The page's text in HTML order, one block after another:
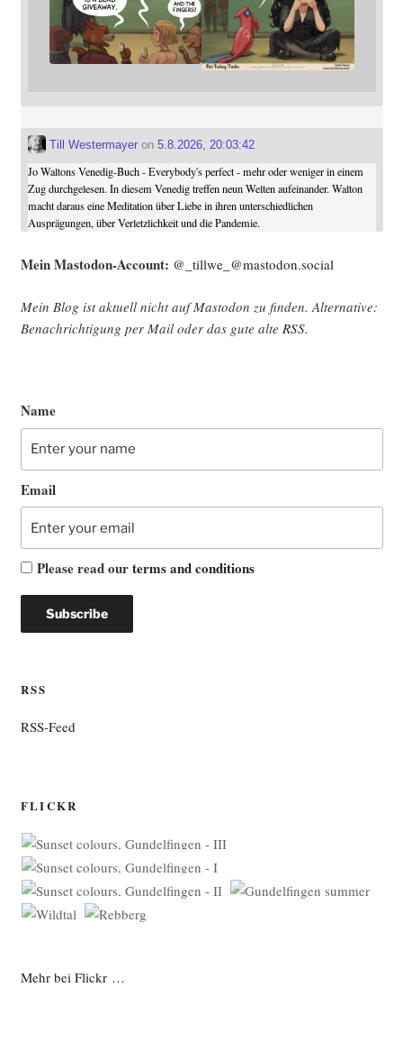
Till Westermayeron 5.8.2026, 20:03:42
Jo Waltons Venedig-Buch - Everybody's perfect - mehr oder weniger in einem
Zug durchgelesen. In diesem Venedig treffen neun Welten aufeinander. Walton
macht daraus eine Meditation über Liebe in ihren unterschiedlichen
Ausprägungen, über Verletzlichkeit und die Pandemie.
Mein Mast­o­don-Account: @_tillwe_@mastodon.social
Mein Blog ist aktu­ell nicht auf Mast­o­don zu fin­den. Alter­na­ti­ve:
Benach­rich­ti­gung per Mail oder das gute alte RSS.
Name
Email
Please read ourterms and conditions
RSS
RSS-Feed
FLICKR
Mehr bei Flickr …